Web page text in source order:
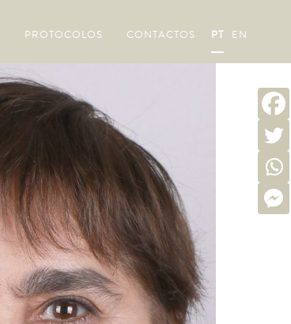
PROTOCOLOS CONTACTOS PT EN